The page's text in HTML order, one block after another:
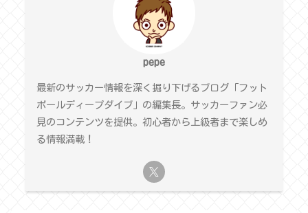
pepe
最新のサッカー情報を深く掘り下げるブログ「フット
ボールディープダイブ」の編集長。サッカーファン必
見のコンテンツを提供。初心者から上級者まで楽しめ
る情報満載！